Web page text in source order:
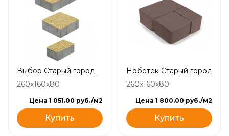
Выбор Старый город
260x160x80
Цена 1 051.00 руб./м2
Купить
Нобетек Старый город
260x160x80
Цена 1 800.00 руб./м2
Купить